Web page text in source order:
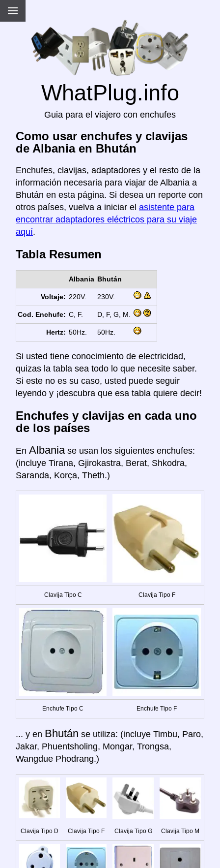
WhatPlug.info
Guia para el viajero con enchufes
Como usar enchufes y clavijas
de Albania en Bhután
Enchufes, clavijas, adaptadores y el resto de la
información necesaria para viajar de Albania a
Bhután en esta página. Si desea un reporte con
otros países, vuelva a iniciar el asistente para
encontrar adaptadores eléctricos para su viaje
aquí.
Tabla Resumen
Albania Bhután
Voltaje: 220V. 230V.
Cod. Enchufe: C, F. D, F, G, M.
Hertz: 50Hz. 50Hz.
Si usted tiene conocimiento de electricidad,
quizas la tabla sea todo lo que necesite saber.
Si este no es su caso, usted puede seguir
leyendo y ¡descubra que esa tabla quiere decir!
Enchufes y clavijas en cada uno
de los países
En Albania se usan los siguientes enchufes:
(incluye Tirana, Gjirokastra, Berat, Shkodra,
Saranda, Korça, Theth.)
Clavija Tipo C Clavija Tipo F
Enchufe Tipo C Enchufe Tipo F
... y en Bhután se utiliza: (incluye Timbu, Paro,
Jakar, Phuentsholing, Mongar, Trongsa,
Wangdue Phodrang.)
Clavija Tipo D Clavija Tipo F Clavija Tipo G Clavija Tipo M